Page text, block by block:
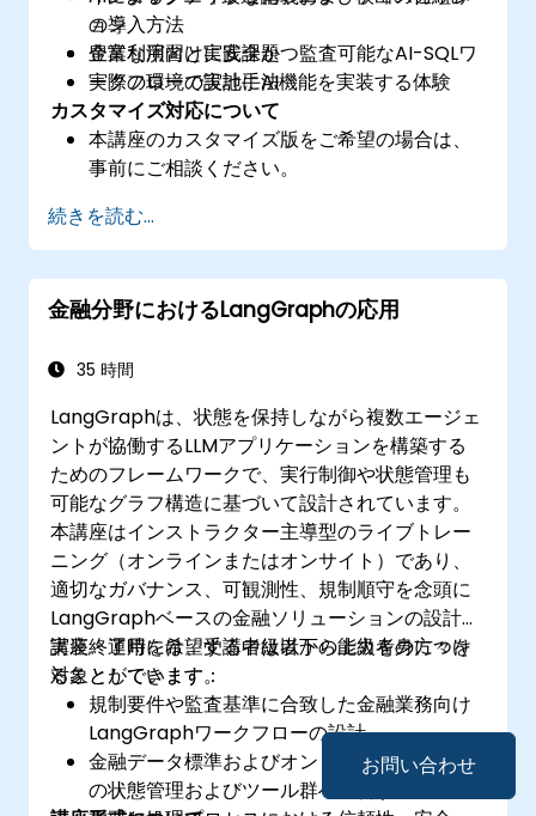
お問い合わせ
の導入方法
企業利用向けに安全かつ監査可能なAI-SQLワ
ークフローの設計手法
ョン
豊富な演習と実践課題
実際の環境で実地にAI機能を実装する体験
カスタマイズ対応について
本講座のカスタマイズ版をご希望の場合は、
事前にご相談ください。
続きを読む...
金融分野におけるLangGraphの応用
35 時間
LangGraphは、状態を保持しながら複数エージェ
ントが協働するLLMアプリケーションを構築する
ためのフレームワークで、実行制御や状態管理も
可能なグラフ構造に基づいて設計されています。
本講座はインストラクター主導型のライブトレー
ニング（オンラインまたはオンサイト）であり、
適切なガバナンス、可観測性、規制順守を念頭に
LangGraphベースの金融ソリューションの設計・
実装・運用を希望する中級者から上級者の方々を
対象としています。
講座終了時には、受講者は以下の能力を身につけ
ることができます：
規制要件や監査基準に合致した金融業務向け
LangGraphワークフローの設計
金融データ標準およびオントロジーをグラフ
の状態管理およびツール群へ統合する方法